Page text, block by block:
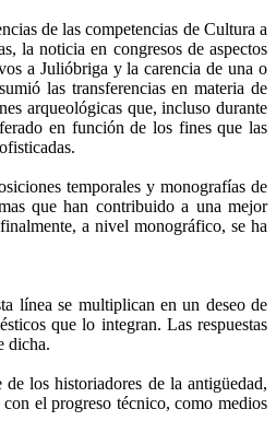
de las competencias de Cultura a
la noticia en congresos de aspectos
a Julióbriga y la carencia de una o
las transferencias en materia de
arqueológicas que, incluso durante
en función de los fines que las
temporales y monografías de
que han contribuido a una mejor
a nivel monográfico, se ha
línea se multiplican en un deseo de
que lo integran. Las respuestas
dicha.
los historiadores de la antigüedad,
el progreso técnico, como medios